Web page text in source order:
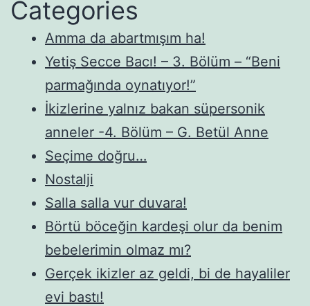
Categories
Amma da abartmışım ha!
Yetiş Secce Bacı! – 3. Bölüm – “Beni
parmağında oynatıyor!”
İkizlerine yalnız bakan süpersonik
anneler -4. Bölüm – G. Betül Anne
Seçime doğru…
Nostalji
Salla salla vur duvara!
Börtü böceğin kardeşi olur da benim
bebelerimin olmaz mı?
Gerçek ikizler az geldi, bi de hayaliler
evi bastı!